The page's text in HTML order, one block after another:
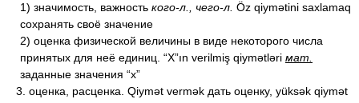
1) значимость, важность кого-л., чего-л. Öz qiymətini saxlamaq
сохранять своё значение
2) оценка физической величины в виде некоторого числа
принятых для неё единиц. “X”ın verilmiş qiymətləri мат.
заданные значения “х”
3. оценка, расценка. Qiymət vermək дать оценку, yüksək qiymət